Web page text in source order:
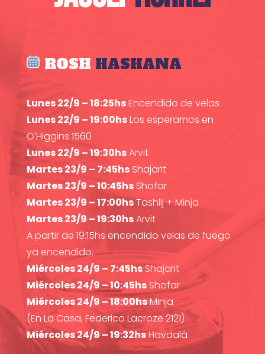
ROSH HASHANA
Lunes 22/9 – 18:25hsEncendido de velas
Lunes 22/9 – 19:00hsLos esperamos en
O'Higgins 1560
Lunes 22/9 – 19:30hsArvit
Martes 23/9 – 7:45hsShajarit
Martes 23/9 – 10:45hsShofar
Martes 23/9 – 17:00hsTashlij + Minja
Martes 23/9 – 19:30hsArvit
A partir de 19:15hs encendido velas de fuego
ya encendido.
Miércoles 24/9 – 7:45hsShajarit
Miércoles 24/9 – 10:45hsShofar
Miércoles 24/9 – 18:00hsMinja
(En La Casa, Federico Lacroze 2121)
Miércoles 24/9 – 19:32hsHavdalá